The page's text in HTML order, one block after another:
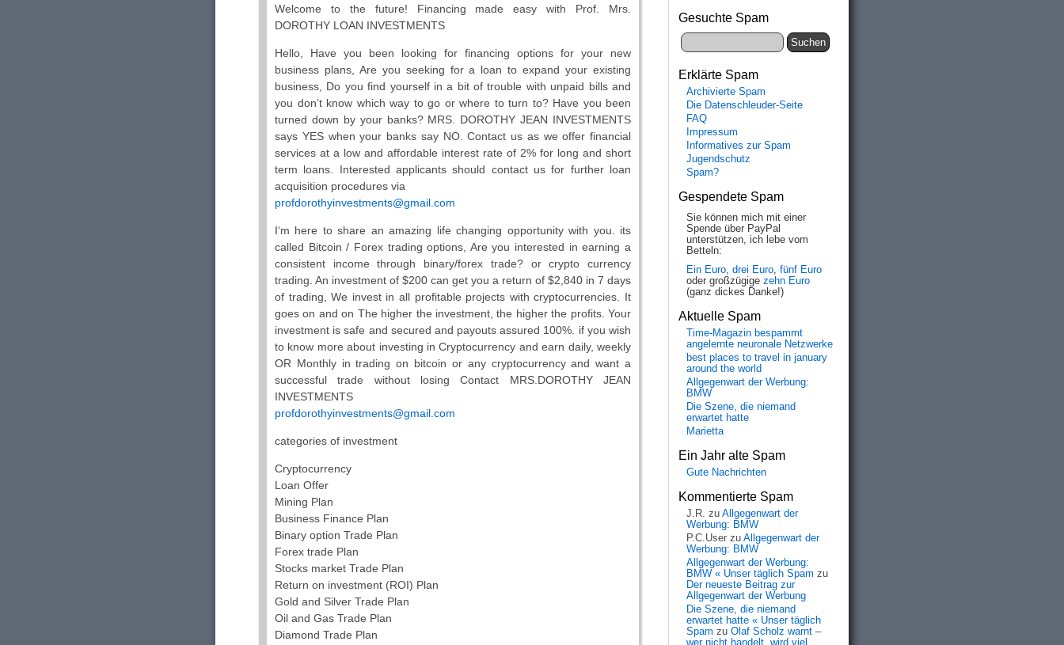
Welcome to the future! Financing made easy with Prof. Mrs.
DOROTHY LOAN INVESTMENTS
Hello, Have you been looking for financing options for your new
business plans, Are you seeking for a loan to expand your existing
business, Do you find yourself in a bit of trouble with unpaid bills and
you don’t know which way to go or where to turn to? Have you been
turned down by your banks? MRS. DOROTHY JEAN INVESTMENTS
says YES when your banks say NO. Contact us as we offer financial
services at a low and affordable interest rate of 2% for long and short
term loans. Interested applicants should contact us for further loan
acquisition procedures via
profdorothyinvestments@gmail.com
I‘m here to share an amazing life changing opportunity with you. its
called Bitcoin / Forex trading options, Are you interested in earning a
consistent income through binary/forex trade? or crypto currency
trading. An investment of $200 can get you a return of $2,840 in 7 days
of trading, We invest in all profitable projects with cryptocurrencies. It
goes on and on The higher the investment, the higher the profits. Your
investment is safe and secured and payouts assured 100%. if you wish
to know more about investing in Cryptocurrency and earn daily, weekly
OR Monthly in trading on bitcoin or any cryptocurrency and want a
successful trade without losing Contact MRS.DOROTHY JEAN
INVESTMENTS
profdorothyinvestments@gmail.com
categories of investment
Cryptocurrency
Loan Offer
Mining Plan
Business Finance Plan
Binary option Trade Plan
Forex trade Plan
Stocks market Trade Plan
Return on investment (ROI) Plan
Gold and Silver Trade Plan
Oil and Gas Trade Plan
Diamond Trade Plan
Gesuchte Spam
Erklärte Spam
Archivierte Spam
Die Datenschleuder-Seite
FAQ
Impressum
Informatives zur Spam
Jugendschutz
Spam?
Gespendete Spam
Sie können mich mit einer
Spende über PayPal
unterstützen, ich lebe vom
Betteln:
Ein Euro, drei Euro, fünf Euro
oder großzügige zehn Euro
(ganz dickes Danke!)
Aktuelle Spam
Time-Magazin bespammt
angelernte neuronale Netzwerke
best places to travel in january
around the world
Allgegenwart der Werbung:
BMW
Die Szene, die niemand
erwartet hatte
Marietta
Ein Jahr alte Spam
Gute Nachrichten
Kommentierte Spam
J.R. zu Allgegenwart der
Werbung: BMW
P.C.User zu Allgegenwart der
Werbung: BMW
Allgegenwart der Werbung:
BMW « Unser täglich Spam zu
Der neueste Beitrag zur
Allgegenwart der Werbung
Die Szene, die niemand
erwartet hatte « Unser täglich
Spam zu Olaf Scholz warnt –
wer nicht handelt, wird viel